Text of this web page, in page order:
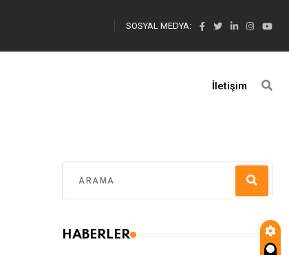
SOSYAL MEDYA:
İletişim
HABERLER